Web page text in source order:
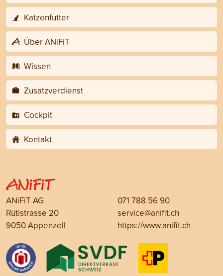
Katzenfutter
Über ANiFiT
Wissen
Zusatzverdienst
Cockpit
Kontakt
ANiFiT AG
Rütistrasse 20
9050 Appenzell
071 788 56 90
service@anifit.ch
https://www.anifit.ch